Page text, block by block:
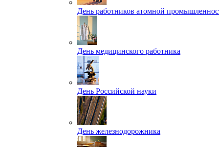
День работников атомной
День медицинского работника
День Российской науки
День железнодорожника